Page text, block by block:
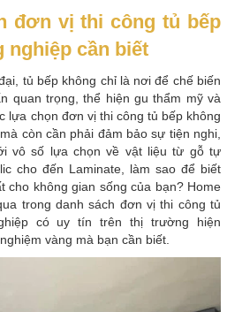
đơn vị thi công tủ bếp
nghiệp cần biết
tủ bếp không chỉ là nơi để chế biến
quan trọng, thể hiện gu thẩm mỹ và
lựa chọn đơn vị thi công tủ bếp không
còn cần phải đảm bảo sự tiện nghi,
vô số lựa chọn về vật liệu từ gỗ tự
cho đến Laminate, làm sao để biết
cho không gian sống của bạn? Home
trong danh sách đơn vị thi công tủ
có uy tín trên thị trường hiện
vàng mà bạn cần biết.